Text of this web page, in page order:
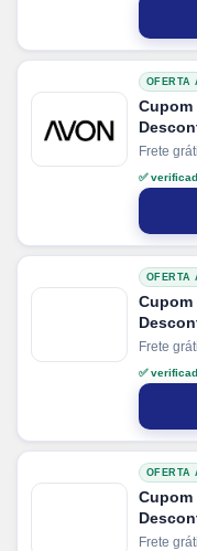
OFERTA
Cupom
Frete
suas
✅
OFERTA
Cupom
Frete
suas
✅
OFERTA
Cupom
Frete